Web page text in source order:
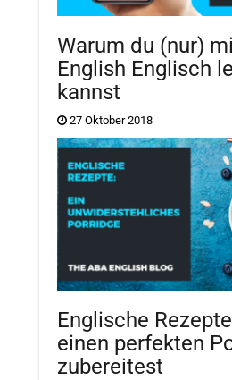
Warum du (nur)
English Englisch
kannst
27 Oktober 2018
Englische
einen perfekten
zubereitest